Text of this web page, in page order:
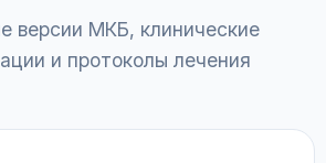
версии МКБ, клинические
и протоколы лечения